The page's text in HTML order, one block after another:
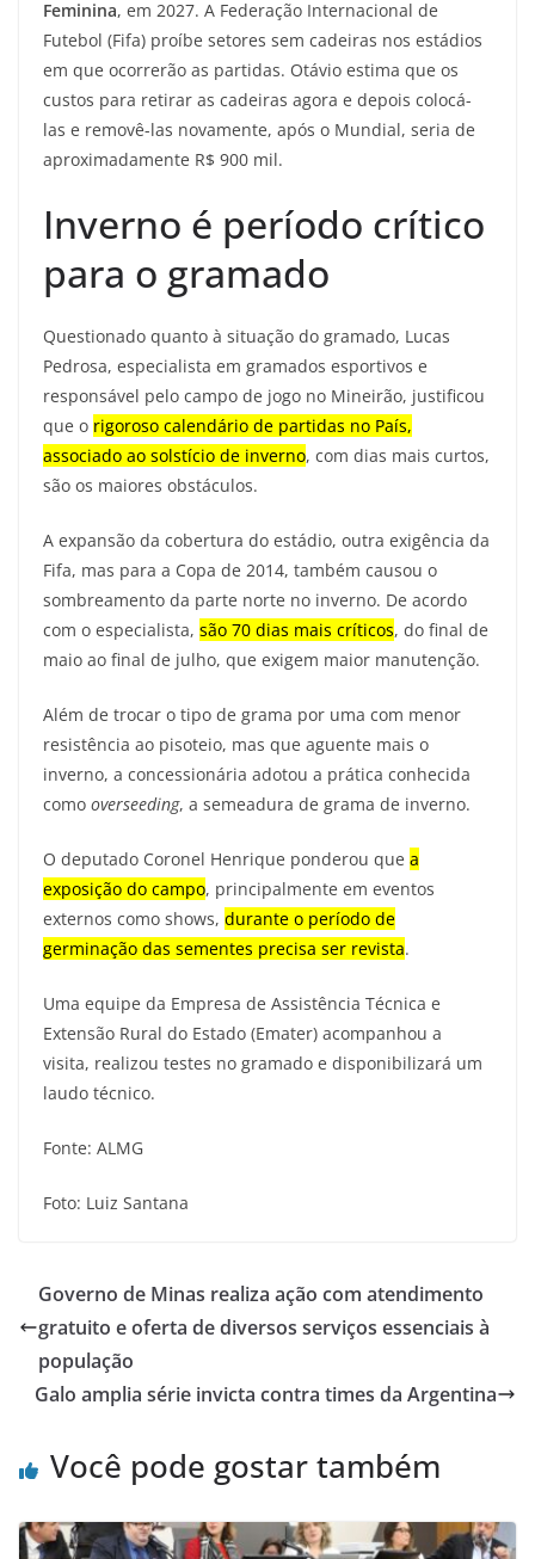
Feminina, em 2027. A Federação Internacional de
Futebol (Fifa) proíbe setores sem cadeiras nos estádios
em que ocorrerão as partidas. Otávio estima que os
custos para retirar as cadeiras agora e depois colocá-
las e removê-las novamente, após o Mundial, seria de
aproximadamente R$ 900 mil.
Inverno é período crítico
para o gramado
Questionado quanto à situação do gramado, Lucas
Pedrosa, especialista em gramados esportivos e
responsável pelo campo de jogo no Mineirão, justificou
que o rigoroso calendário de partidas no País,
associado ao solstício de inverno, com dias mais curtos,
são os maiores obstáculos.
A expansão da cobertura do estádio, outra exigência da
Fifa, mas para a Copa de 2014, também causou o
sombreamento da parte norte no inverno. De acordo
com o especialista, são 70 dias mais críticos, do final de
maio ao final de julho, que exigem maior manutenção.
Além de trocar o tipo de grama por uma com menor
resistência ao pisoteio, mas que aguente mais o
inverno, a concessionária adotou a prática conhecida
como overseeding, a semeadura de grama de inverno.
O deputado Coronel Henrique ponderou que a
exposição do campo, principalmente em eventos
externos como shows, durante o período de
germinação das sementes precisa ser revista.
Uma equipe da Empresa de Assistência Técnica e
Extensão Rural do Estado (Emater) acompanhou a
visita, realizou testes no gramado e disponibilizará um
laudo técnico.
Fonte: ALMG
Foto: Luiz Santana
Governo de Minas realiza ação com atendimento
gratuito e oferta de diversos serviços essenciais à
população
Galo amplia série invicta contra times da Argentina
Você pode gostar também